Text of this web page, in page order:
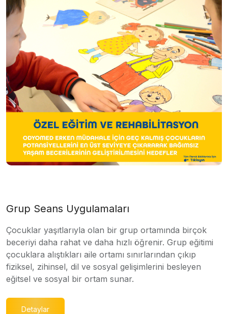
Grup Seans Uygulamaları
Çocuklar yaşıtlarıyla olan bir grup ortamında birçok
beceriyi daha rahat ve daha hızlı öğrenir. Grup eğitimi
çocuklara alıştıkları aile ortamı sınırlarından çıkıp
fiziksel, zihinsel, dil ve sosyal gelişimlerini besleyen
eğitsel ve sosyal bir ortam sunar.
Detaylar